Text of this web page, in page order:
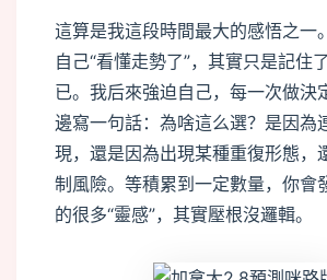
這算是我這段時間最大的感悟之一
自己“看懂走勢了”，其實只是記住
已。我后來強迫自己，每一次做決
邊寫一句話：為啥這么選？是因為
現，還是因為出現某種重復形態，
制風險。等積累到一定數量，你會
的很多“靈感”，其實壓根沒邏輯。